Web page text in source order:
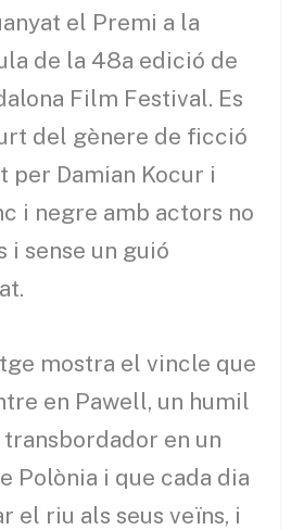
el Premi a la
de la 48a edició de
Film Festival. Es
del gènere de ficció
Damian Kocur i
i negre amb actors no
i sense un guió
mostra el vincle que
en Pawell, un humil
transbordador en un
Polònia i que cada dia
el riu als seus veïns, i